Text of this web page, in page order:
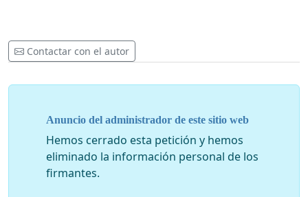
Contactar con el autor
Anuncio del administrador de este sitio web
Hemos cerrado esta petición y hemos
eliminado la información personal de los
firmantes.